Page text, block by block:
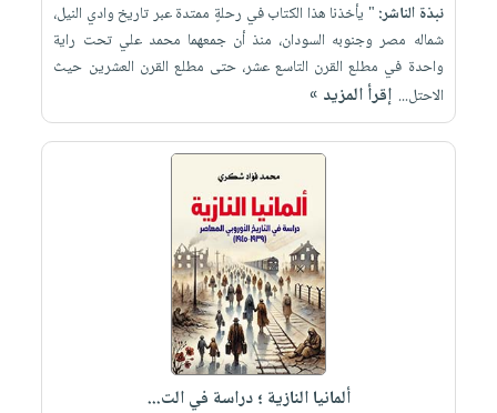
نبذة الناشر: " يأخذنا هذا الكتاب في رحلةٍ ممتدة عبر تاريخ وادي النيل،
شماله مصر وجنوبه السودان، منذ أن جمعهما محمد علي تحت راية
واحدة في مطلع القرن التاسع عشر، حتى مطلع القرن العشرين حيث
الاحتل... إقرأ المزيد »
ألمانيا النازية ؛ دراسة في الت...